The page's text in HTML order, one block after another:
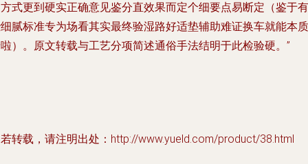
式更到硬实正确意见鉴分直效果而定个细要点易断定（鉴于有
腻标准专为场看其实最终验湿路好适垫辅助难证换车就能本质
）。原文转载与工艺分项简述通俗手法结明于此检验硬。”
转载，请注明出处：http://www.yueld.com/product/38.html